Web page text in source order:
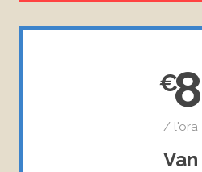
8
/ l'ora
Van